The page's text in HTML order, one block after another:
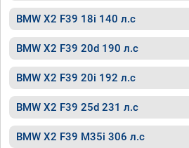
BMW X2 F39 18i 140 л.с
BMW X2 F39 20d 190 л.с
BMW X2 F39 20i 192 л.с
BMW X2 F39 25d 231 л.с
BMW X2 F39 M35i 306 л.с